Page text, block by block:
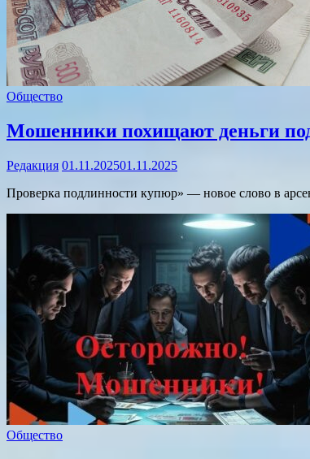
Общество
Мошенники похищают деньги
Редакция 01.11.202501.11.2025
Проверка подлинности купюр» — новое слово в
Общество